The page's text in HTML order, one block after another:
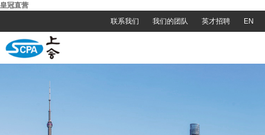
皇冠直营
联系我们
我们的团队 英才招聘 EN